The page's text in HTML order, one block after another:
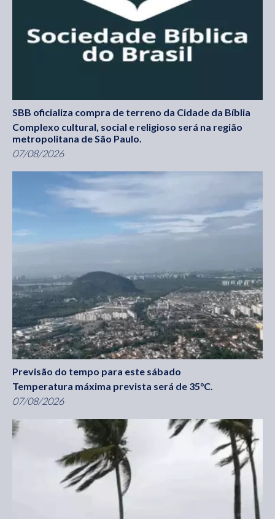
SBB oficializa compra de terreno da Cidade da Bíblia
Complexo cultural, social e religioso será na região
metropolitana de São Paulo.
07/08/2026
Previsão do tempo para este sábado
Temperatura máxima prevista será de 35°C.
07/08/2026